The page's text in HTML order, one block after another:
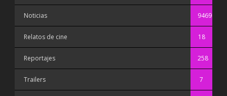
Noticias 9469
Relatos de cine 18
Reportajes 258
Trailers 7